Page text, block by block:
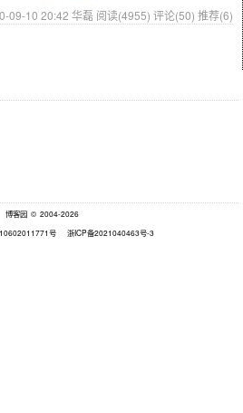
09-10 20:42 华磊 阅读(4955) 评论(50) 推荐(6)
博客园 © 2004-2026
号
浙ICP备2021040463号-3